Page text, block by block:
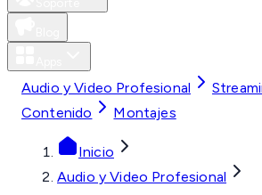
Audio y Video Profesional
Contenido
Montajes
Inicio
Audio y Video Profesional